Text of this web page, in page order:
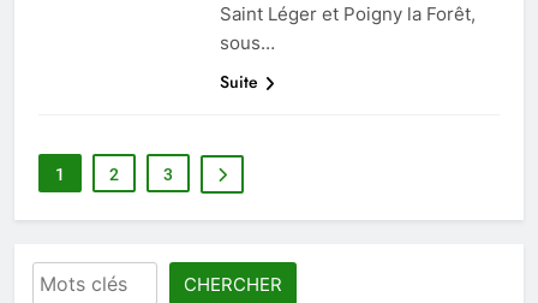
Saint Léger et Poigny la Forêt,
sous…
Suite
1 2 3
Rechercher CHERCHER